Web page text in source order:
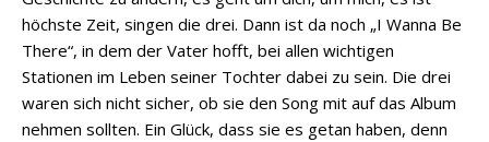
höchste Zeit, singen die drei. Dann ist da noch „I Wanna Be
There“, in dem der Vater hofft, bei allen wichtigen
Stationen im Leben seiner Tochter dabei zu sein. Die drei
waren sich nicht sicher, ob sie den Song mit auf das Album
nehmen sollten. Ein Glück, dass sie es getan haben, denn